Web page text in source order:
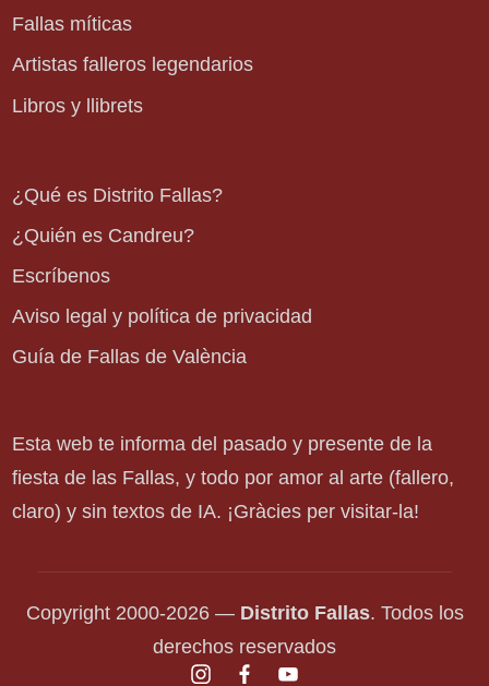
Fallas míticas
Artistas falleros legendarios
Libros y llibrets
¿Qué es Distrito Fallas?
¿Quién es Candreu?
Escríbenos
Aviso legal y política de privacidad
Guía de Fallas de València
Esta web te informa del pasado y presente de la
fiesta de las Fallas, y todo por amor al arte (fallero,
claro) y sin textos de IA. ¡Gràcies per visitar-la!
Copyright 2000-2026 — Distrito Fallas. Todos los
derechos reservados
instagram.com
facebook.com
youtube.com